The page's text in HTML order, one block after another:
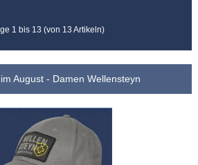
1 bis 13 (von 13 Artikeln)
August - Damen Wellensteyn